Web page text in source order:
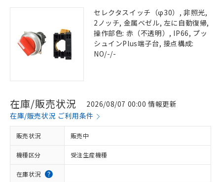
セレクタスイッチ（φ30）, 非照光,
2ノッチ, 金属ベゼル, 左に自動復帰,
操作部色: 赤（不透明）, IP66, プッ
シュインPlus端子台, 接点構成:
NO/-/-
在庫/販売状況
2026/08/07 00:00 情報更新
在庫/販売状況 ご利用条件
販売状況 販売中
機種区分 受注生産機種
在庫状況